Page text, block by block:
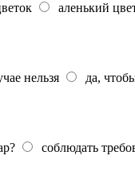
аленький
нельзя да,
соблюдать